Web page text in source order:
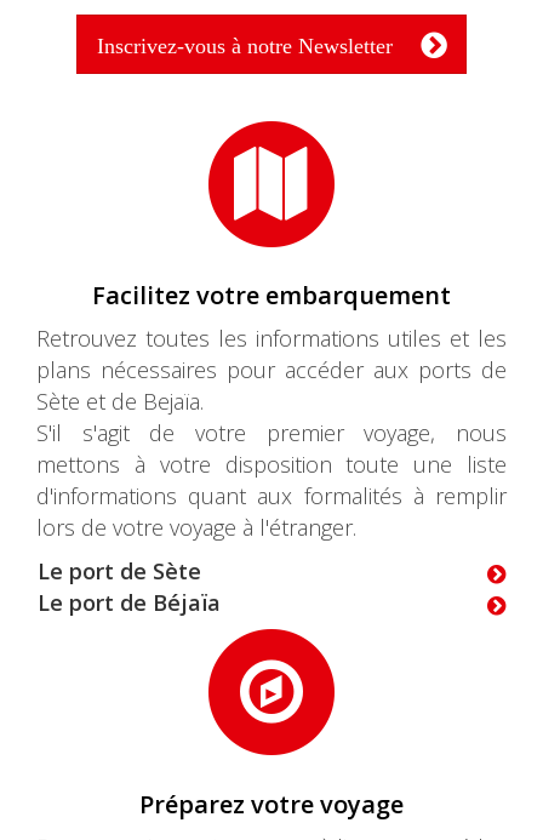
Inscrivez-vous à notre Newsletter
Facilitez votre embarquement
Retrouvez toutes les informations utiles et les
plans nécessaires pour accéder aux ports de
Sète et de Bejaïa.
S'il s'agit de votre premier voyage, nous
mettons à votre disposition toute une liste
d'informations quant aux formalités à remplir
lors de votre voyage à l'étranger.
Le port de Sète
Le port de Béjaïa
Préparez votre voyage